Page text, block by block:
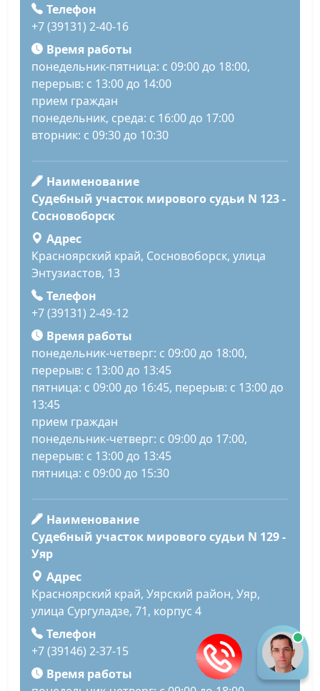
Телефон
+7 (39131) 2-40-16
Время работы
понедельник-пятница: с 09:00 до 18:00,
перерыв: с 13:00 до 14:00
прием граждан
понедельник, среда: с 16:00 до 17:00
вторник: с 09:30 до 10:30
Наименование
Судебный участок мирового судьи N 123 -
Сосновоборск
Адрес
Красноярский край, Сосновоборск, улица
Энтузиастов, 13
Телефон
+7 (39131) 2-49-12
Время работы
понедельник-четверг: с 09:00 до 18:00,
перерыв: с 13:00 до 13:45
пятница: с 09:00 до 16:45, перерыв: с 13:00 до
13:45
прием граждан
понедельник-четверг: с 09:00 до 17:00,
перерыв: с 13:00 до 13:45
пятница: с 09:00 до 15:30
Наименование
Судебный участок мирового судьи N 129 -
Уяр
Адрес
Красноярский край, Уярский район, Уяр,
улица Сургуладзе, 71, корпус 4
Телефон
+7 (39146) 2-37-15
Время работы